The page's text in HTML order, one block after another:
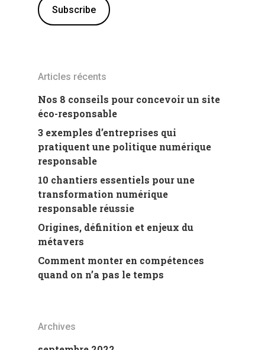
Articles récents
Nos 8 conseils pour concevoir un site
éco-responsable
3 exemples d’entreprises qui
pratiquent une politique numérique
responsable
10 chantiers essentiels pour une
transformation numérique
responsable réussie
Origines, définition et enjeux du
métavers
Comment monter en compétences
quand on n’a pas le temps
Archives